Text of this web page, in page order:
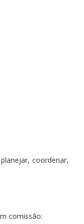
coordenar,
comissão: